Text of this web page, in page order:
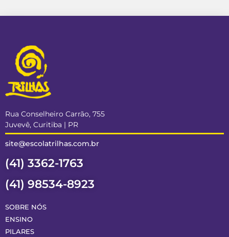
Rua Conselheiro Carrão, 755
Juvevê, Curitiba | PR
site@escolatrilhas.com.br
(41) 3362-1763
(41) 98534-8923
SOBRE NÓS
ENSINO
PILARES